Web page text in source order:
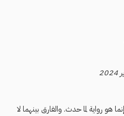
هو رواية لما حدث. والفارق بينهما لا